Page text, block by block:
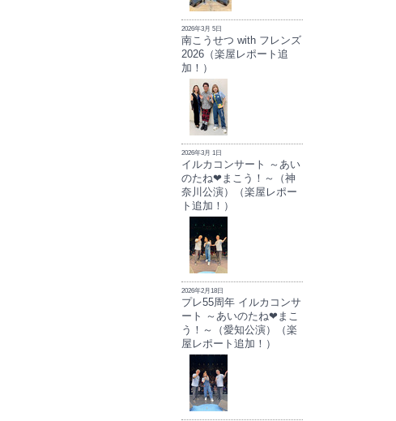
2026年3月 5日
南こうせつ with フレンズ
2026（楽屋レポート追
加！）
2026年3月 1日
イルカコンサート ～あい
のたね❤まこう！～（神
奈川公演）（楽屋レポー
ト追加！）
2026年2月18日
プレ55周年 イルカコンサ
ート ～あいのたね❤まこ
う！～（愛知公演）（楽
屋レポート追加！）